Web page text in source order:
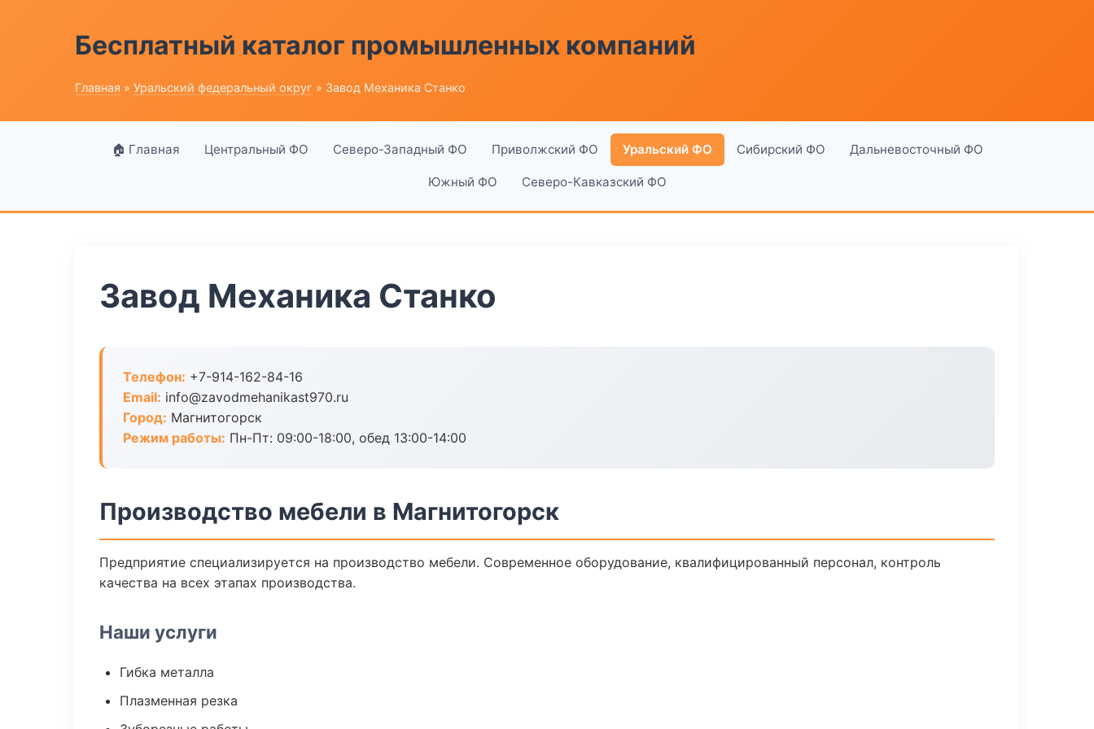
Бесплатный каталог промышленных компаний
Главная » Уральский федеральный округ » Завод Механика Станко
🏠 Главная Центральный ФО Северо-Западный ФО Приволжский ФО Уральский ФО Сибирский ФО Дальневосточный ФО
Южный ФО Северо-Кавказский ФО
Завод Механика Станко
Телефон: +7-914-162-84-16
Email: info@zavodmehanikast970.ru
Город: Магнитогорск
Режим работы: Пн-Пт: 09:00-18:00, обед 13:00-14:00
Производство мебели в Магнитогорск
Предприятие специализируется на производство мебели. Современное оборудование, квалифицированный персонал, контроль
качества на всех этапах производства.
Наши услуги
Гибка металла
Плазменная резка